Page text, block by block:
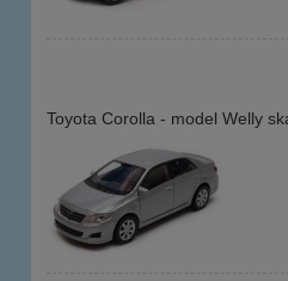
Toyota Corolla - model Welly